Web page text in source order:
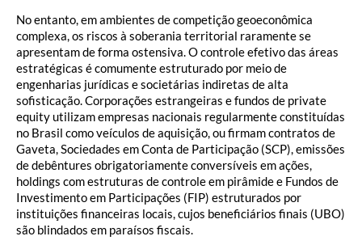
No entanto, em ambientes de competição geoeconômica
complexa, os riscos à soberania territorial raramente se
apresentam de forma ostensiva. O controle efetivo das áreas
estratégicas é comumente estruturado por meio de
engenharias jurídicas e societárias indiretas de alta
sofisticação. Corporações estrangeiras e fundos de private
equity utilizam empresas nacionais regularmente constituídas
no Brasil como veículos de aquisição, ou firmam contratos de
Gaveta, Sociedades em Conta de Participação (SCP), emissões
de debêntures obrigatoriamente conversíveis em ações,
holdings com estruturas de controle em pirâmide e Fundos de
Investimento em Participações (FIP) estruturados por
instituições financeiras locais, cujos beneficiários finais (UBO)
são blindados em paraísos fiscais.